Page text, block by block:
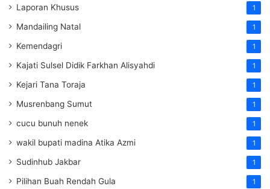
Laporan Khusus 1
Mandailing Natal 1
Kemendagri 1
Kajati Sulsel Didik Farkhan Alisyahdi 1
Kejari Tana Toraja 1
Musrenbang Sumut 1
cucu bunuh nenek 1
wakil bupati madina Atika Azmi 1
Sudinhub Jakbar 1
Pilihan Buah Rendah Gula 1